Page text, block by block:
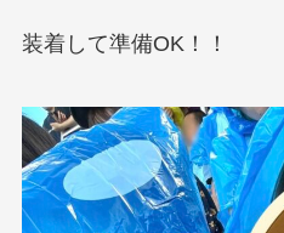
装着して準備OK！！